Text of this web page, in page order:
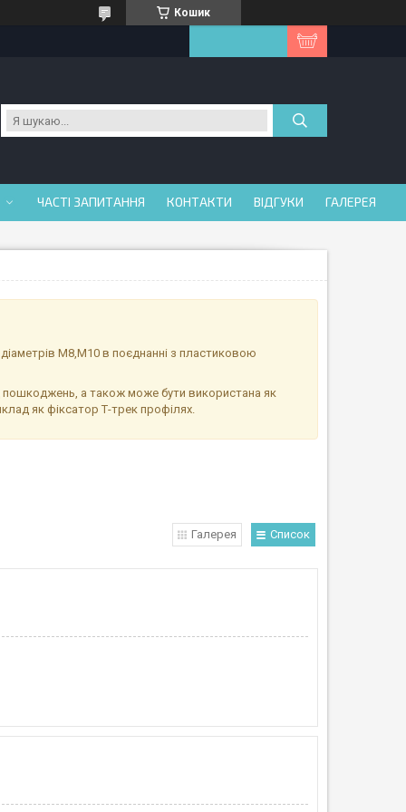
Кошик
ЧАСТІ ЗАПИТАННЯ КОНТАКТИ ВІДГУКИ ГАЛЕРЕЯ
М8,М10 в поєднанні з пластиковою
пошкоджень, а також може бути використана як
як фіксатор Т-трек профілях.
Галерея Список